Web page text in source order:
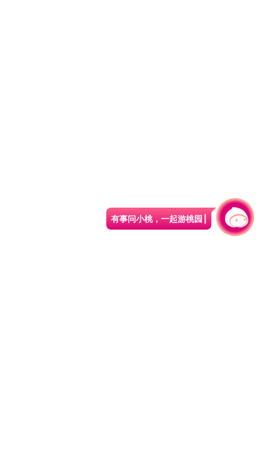
有事问小桃，一起游桃园